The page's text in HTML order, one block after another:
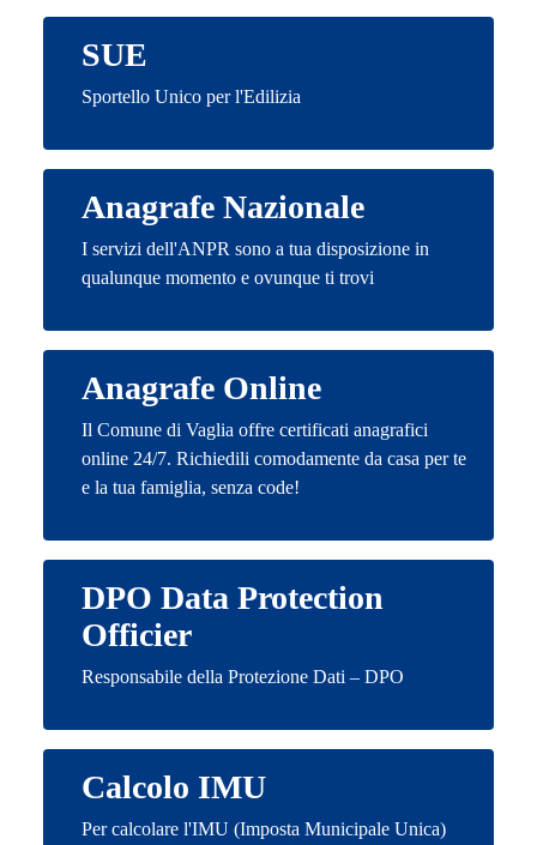
SUE
Sportello Unico per l'Edilizia
Anagrafe Nazionale
I servizi dell'ANPR sono a tua disposizione in
qualunque momento e ovunque ti trovi
Anagrafe Online
Il Comune di Vaglia offre certificati anagrafici
online 24/7. Richiedili comodamente da casa per te
e la tua famiglia, senza code!
DPO Data Protection
Officier
Responsabile della Protezione Dati – DPO
Calcolo IMU
Per calcolare l'IMU (Imposta Municipale Unica)